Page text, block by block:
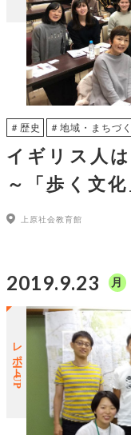
＃歴史 ＃地域・まちづ
イギリス人
～「歩く文
上原社会教育館
2019.9.23 月
レポートUP